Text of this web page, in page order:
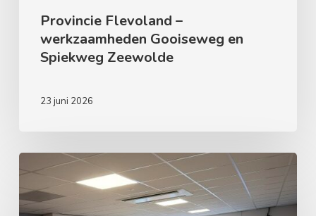
Provincie Flevoland –
werkzaamheden Gooiseweg en
Spiekweg Zeewolde
23 juni 2026
uit